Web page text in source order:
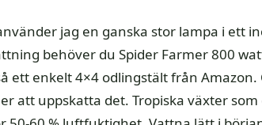
jag en ganska stor lampa i ett
behöver du Spider Farmer 800
ett enkelt 4×4 odlingstält från
att uppskatta det. Tropiska växter